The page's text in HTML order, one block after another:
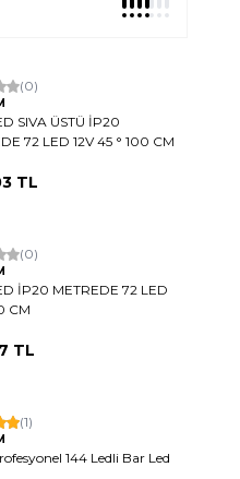
(0)
SIVA ÜSTÜ İP20
72 LED 12V 45 ° 100 CM
TL
(0)
İP20 METREDE 72 LED
CM
TL
(1)
144 Ledli Bar Led